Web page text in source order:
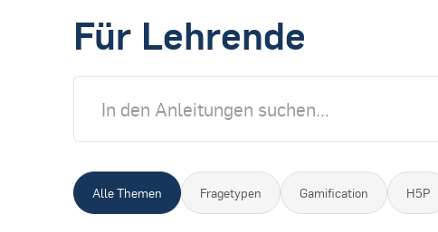
Für Lehrende
Alle Themen Fragetypen Gamification H5P